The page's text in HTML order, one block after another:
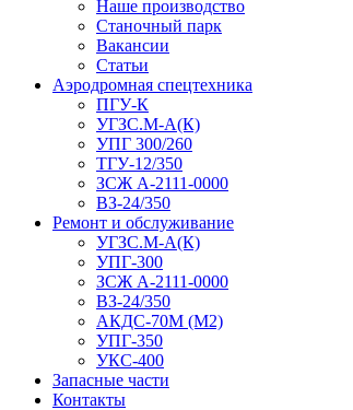
Наше производство
Станочный парк
Вакансии
Статьи
Аэродромная спецтехника
ПГУ-К
УГЗС.М-А(К)
УПГ 300/260
ТГУ-12/350
ЗСЖ А-2111-0000
ВЗ-24/350
Ремонт и обслуживание
УГЗС.М-А(К)
УПГ-300
ЗСЖ А-2111-0000
ВЗ-24/350
АКДС-70М (М2)
УПГ-350
УКС-400
Запасные части
Контакты